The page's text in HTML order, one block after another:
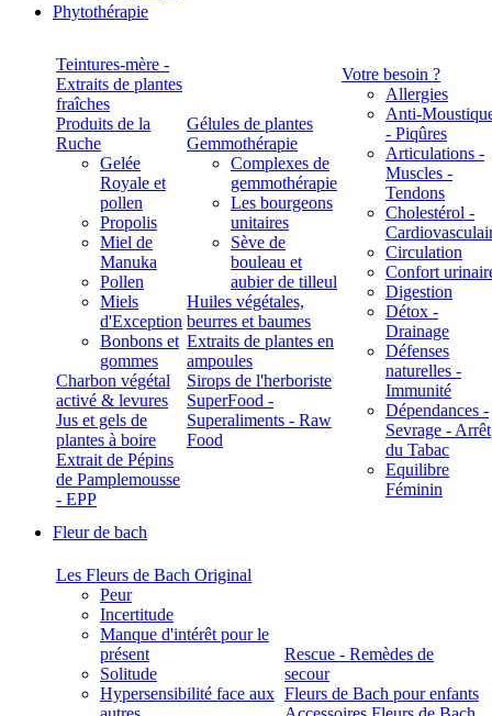
Phytothérapie
Teintures-mère -
Extraits de plantes
fraîches
Produits de la
Ruche
Gelée
Royale et
pollen
Propolis
Miel de
Manuka
Pollen
Miels
d'Exception
Bonbons et
gommes
Charbon végétal
activé & levures
Jus et gels de
plantes à boire
Extrait de Pépins
de Pamplemousse
- EPP
Gélules de plantes
Gemmothérapie
Complexes de
gemmothérapie
Les bourgeons
unitaires
Sève de
bouleau et
aubier de tilleul
Huiles végétales,
beurres et baumes
Extraits de plantes en
ampoules
Sirops de l'herboriste
SuperFood -
Superaliments - Raw
Food
Votre besoin ?
Allergies
Anti-
- Piqûres
Articulations -
Muscles -
Tendons
Cholestérol -
Circulation
Confort
Digestion
Détox -
Drainage
Défenses
naturelles -
Immunité
Dépendances -
Sevrage - Arrêt
du Tabac
Equilibre
Féminin
Fleur de bach
Les Fleurs de Bach Original
Peur
Incertitude
Manque d'intérêt pour le
présent
Solitude
Hypersensibilité face aux
Rescue - Remèdes de
secour
Fleurs de Bach pour enfants